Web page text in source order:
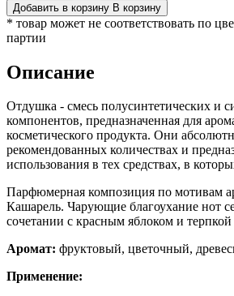
Добавить в корзину В корзину
* товар может не соответствовать по
партии
Описание
Отдушка - смесь полусинтетических и
компонентов, предназначенная для
косметического продукта. Они
рекомендованных количествах и
использования в тех средствах, в
Парфюмерная композиция по мотивам
Кашарель. Чарующие благоухание нот
сочетании с красным яблоком и
Аромат: фруктовый, цветочный,
Применение: